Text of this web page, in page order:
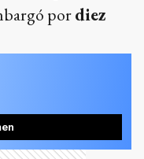
pordiez